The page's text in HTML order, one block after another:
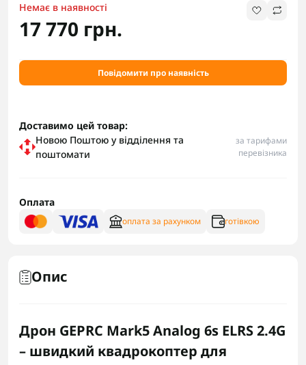
Немає в наявності
17 770 грн.
Повідомити про наявність
Доставимо цей товар:
Новою Поштою у відділення та
поштомати
за тарифами
перевізника
Оплата
оплата за рахунком готівкою
Опис
Дрон GEPRC Mark5 Analog 6s ELRS 2.4G
– швидкий квадрокоптер для